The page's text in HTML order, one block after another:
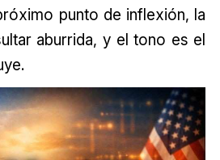
punto de inflexión, la
aburrida, y el tono es el